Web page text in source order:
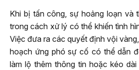
Khi bị tấn công, sự hoảng loạn và
trong cách xử lý có thể khiến tình
Việc đưa ra các quyết định vội
hoạch ứng phó sự cố có thể dẫn
làm lộ thêm thông tin hoặc kéo